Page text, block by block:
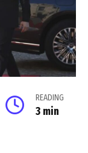
READING
3 min